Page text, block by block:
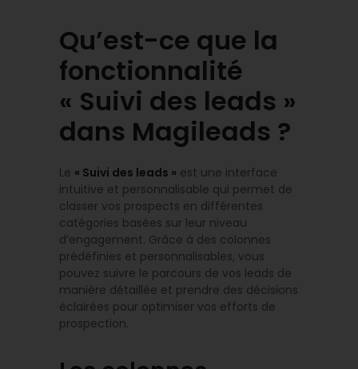
Qu’est-ce que la
fonctionnalité
« Suivi des leads »
dans Magileads ?
Le « Suivi des leads » est une interface
intuitive et personnalisable qui permet de
classer vos prospects en différentes
catégories basées sur leur niveau
d’engagement. Grâce à des colonnes
prédéfinies et personnalisables, vous
pouvez suivre le parcours de vos leads de
manière détaillée et prendre des décisions
éclairées pour optimiser vos efforts de
prospection.